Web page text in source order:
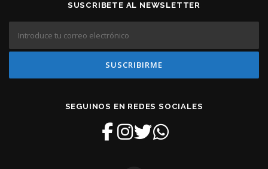
SUSCRIBETE AL NEWSLETTER
SEGUINOS EN REDES SOCIALES